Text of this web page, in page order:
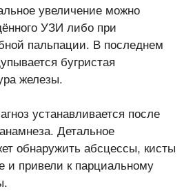
увеличение можно
УЗИ либо при
пальпации. В последнем
бугристая
железы.
устанавливается после
Детальное
обнаружить абсцессы, кисты
и привели к парциальному